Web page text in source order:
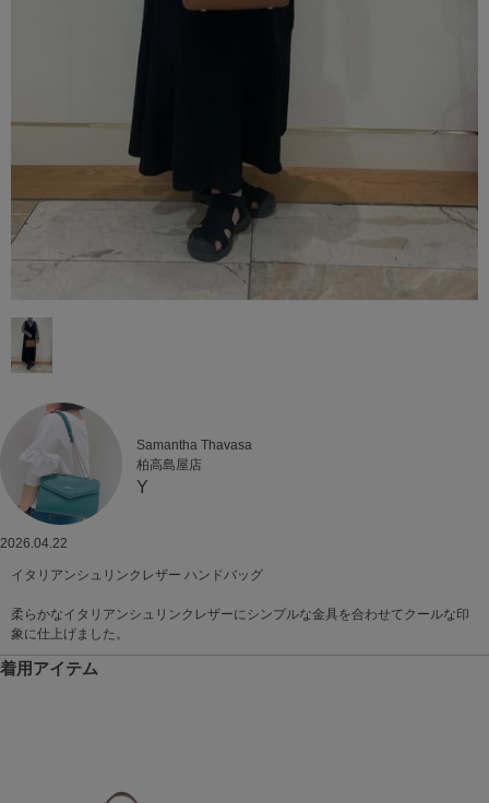
Samantha Thavasa
柏高島屋店
Y
2026.04.22
イタリアンシュリンクレザー ハンドバッグ
柔らかなイタリアンシュリンクレザーにシンプルな金具を合わせてクールな印
象に仕上げました。
着用アイテム